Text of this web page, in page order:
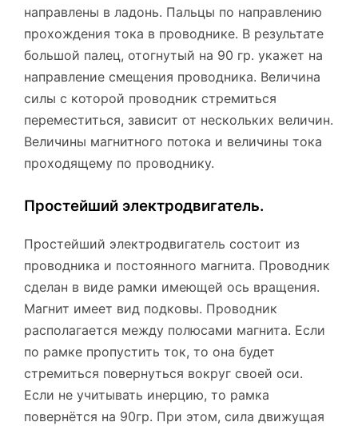
направлены в ладонь. Пальцы по направлению
прохождения тока в проводнике. В результате
большой палец, отогнутый на 90 гр. укажет на
направление смещения проводника. Величина
силы с которой проводник стремиться
переместиться, зависит от нескольких величин.
Величины магнитного потока и величины тока
проходящему по проводнику.
Простейший электродвигатель.
Простейший электродвигатель состоит из
проводника и постоянного магнита. Проводник
сделан в виде рамки имеющей ось вращения.
Магнит имеет вид подковы. Проводник
располагается между полюсами магнита. Если
по рамке пропустить ток, то она будет
стремиться повернуться вокруг своей оси.
Если не учитывать инерцию, то рамка
повернётся на 90гр. При этом, сила движущая